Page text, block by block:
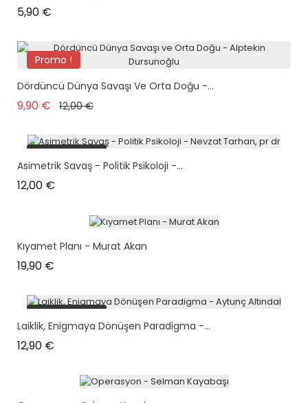
5,90 €
Promo !
Dördüncü Dünya Savaşı Ve Orta Doğu -...
9,90 € Prix de base
12,00 €Prix
plus en stock
Asimetrik Savaş - Politik Psikoloji -...
12,00 €
Kıyamet Planı - Murat Akan
19,90 €
plus en stock
Laiklik, Enigmaya Dönüşen Paradigma -...
12,90 €